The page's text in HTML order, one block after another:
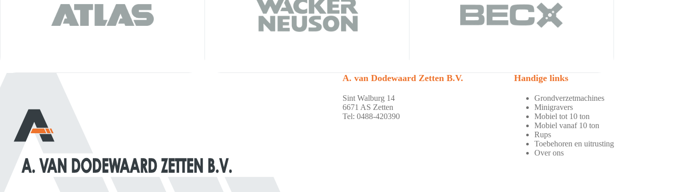
A. van Dodewaard Zetten B.V.
Sint Walburg 14
6671 AS Zetten
Tel: 0488-420390
Handige links
Grondverzetmachines
Minigravers
Mobiel tot 10 ton
Mobiel vanaf 10 ton
Rups
Toebehoren en uitrusting
Over ons